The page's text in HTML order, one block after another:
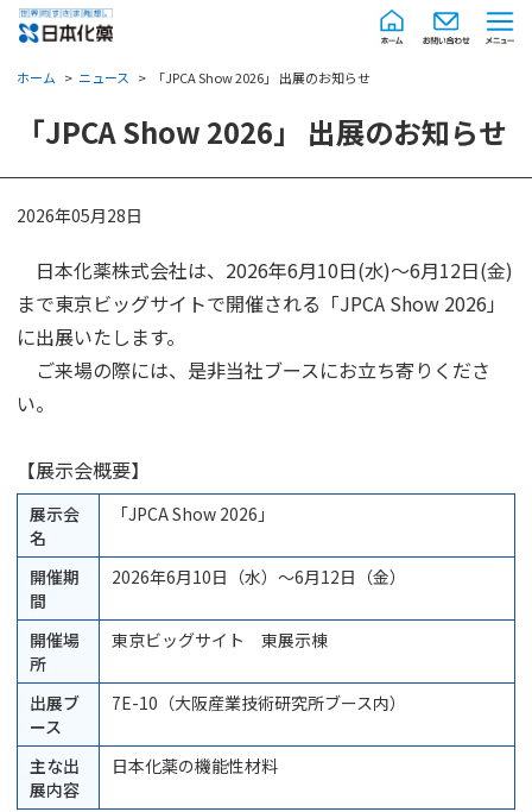
ホーム ニュース 「JPCA Show 2026」 出展のお知らせ
「JPCA Show 2026」 出展のお知らせ
2026年05月28日
日本化薬株式会社は、2026年6月10日(水)～6月12日(金)
まで東京ビッグサイトで開催される「JPCA Show 2026」
に出展いたします。
ご来場の際には、是非当社ブースにお立ち寄りくださ
い。
【展示会概要】
展示会
名
「JPCA Show 2026」
開催期
間
2026年6月10日（水）～6月12日（金）
開催場
所
東京ビッグサイト 東展示棟
出展ブ
ース
7E-10（大阪産業技術研究所ブース内）
主な出
展内容
日本化薬の機能性材料